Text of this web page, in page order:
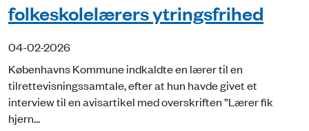
folkeskolelærers ytringsfrihed
04-02-2026
Københavns Kommune indkaldte en lærer til en
tilrettevisningssamtale, efter at hun havde givet et
interview til en avisartikel med overskriften ”Lærer fik
hjern...